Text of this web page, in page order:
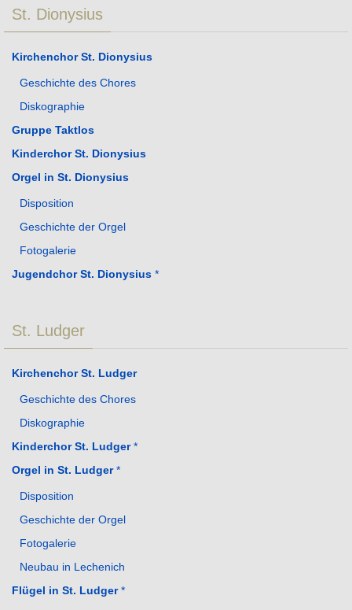
St. Dionysius
Kirchenchor St. Dionysius
Geschichte des Chores
Diskographie
Gruppe Taktlos
Kinderchor St. Dionysius
Orgel in St. Dionysius
Disposition
Geschichte der Orgel
Fotogalerie
Jugendchor St. Dionysius *
St. Ludger
Kirchenchor St. Ludger
Geschichte des Chores
Diskographie
Kinderchor St. Ludger*
Orgel in St. Ludger*
Disposition
Geschichte der Orgel
Fotogalerie
Neubau in Lechenich
Flügel in St. Ludger*